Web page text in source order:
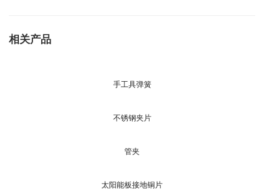
相关产品
手工具弹簧
不锈钢夹片
管夹
太阳能板接地铜片